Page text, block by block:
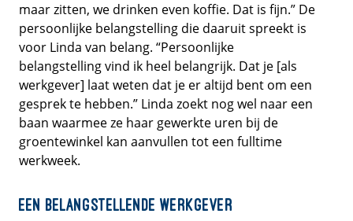
maar zitten, we drinken even koffie. Dat is fijn.” De
persoonlijke belangstelling die daaruit spreekt is
voor Linda van belang. “Persoonlijke
belangstelling vind ik heel belangrijk. Dat je [als
werkgever] laat weten dat je er altijd bent om een
gesprek te hebben.” Linda zoekt nog wel naar een
baan waarmee ze haar gewerkte uren bij de
groentewinkel kan aanvullen tot een fulltime
werkweek.
Een belangstellende werkgever